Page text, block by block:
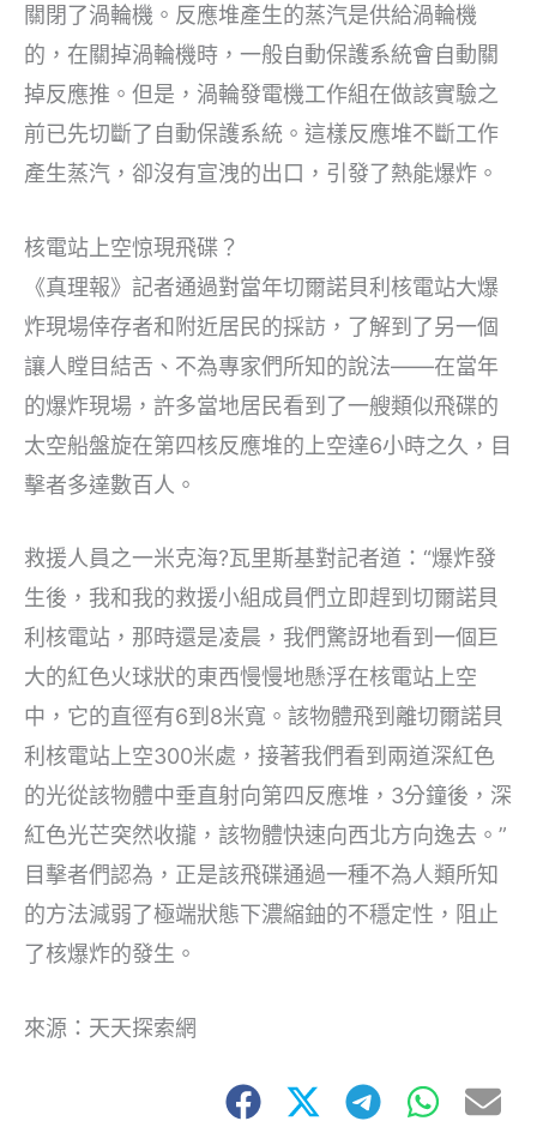
關閉了渦輪機。反應堆產生的蒸汽是供給渦輪機
的，在關掉渦輪機時，一般自動保護系統會自動關
掉反應推。但是，渦輪發電機工作組在做該實驗之
前已先切斷了自動保護系統。這樣反應堆不斷工作
產生蒸汽，卻沒有宣洩的出口，引發了熱能爆炸。
核電站上空惊現飛碟？
《真理報》記者通過對當年切爾諾貝利核電站大爆
炸現場倖存者和附近居民的採訪，了解到了另一個
讓人瞠目結舌、不為專家們所知的說法——在當年
的爆炸現場，許多當地居民看到了一艘類似飛碟的
太空船盤旋在第四核反應堆的上空達6小時之久，目
擊者多達數百人。
救援人員之一米克海?瓦里斯基對記者道：“爆炸發
生後，我和我的救援小組成員們立即趕到切爾諾貝
利核電站，那時還是凌晨，我們驚訝地看到一個巨
大的紅色火球狀的東西慢慢地懸浮在核電站上空
中，它的直徑有6到8米寬。該物體飛到離切爾諾貝
利核電站上空300米處，接著我們看到兩道深紅色
的光從該物體中垂直射向第四反應堆，3分鐘後，深
紅色光芒突然收攏，該物體快速向西北方向逸去。”
目擊者們認為，正是該飛碟通過一種不為人類所知
的方法減弱了極端狀態下濃縮鈾的不穩定性，阻止
了核爆炸的發生。
來源：天天探索網